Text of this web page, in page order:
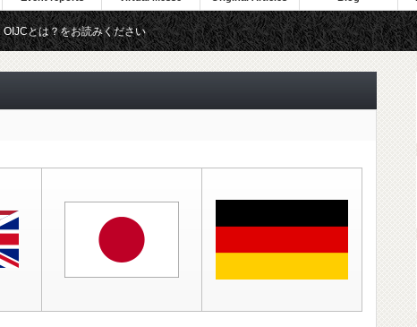
OIJCとは？をお読みください